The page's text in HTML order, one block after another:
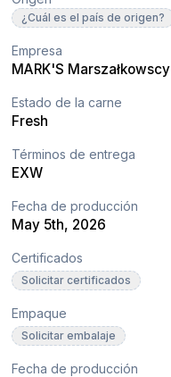
¿Cuál es el país de origen?
Empresa
MARK'S Marszałkowscy
Estado de la carne
Fresh
Términos de entrega
EXW
Fecha de producción
May 5th, 2026
Certificados
Solicitar certificados
Empaque
Solicitar embalaje
Fecha de producción